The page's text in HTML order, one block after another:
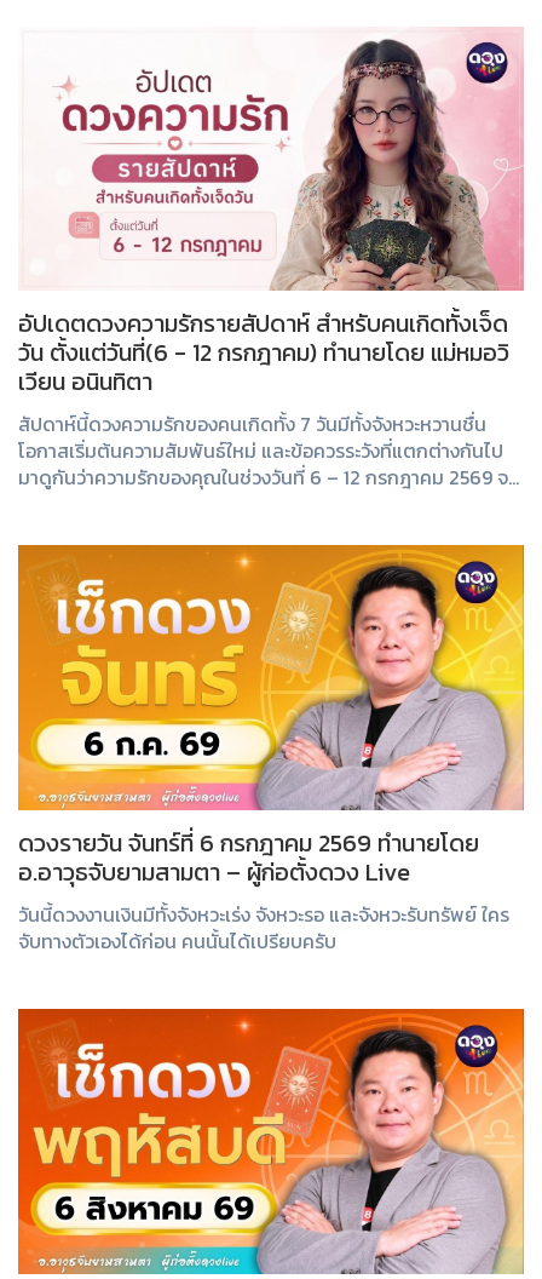
อัปเดตดวงความรักรายสัปดาห์ สำหรับคนเกิดทั้งเจ็ด
วัน ตั้งแต่วันที่(6 - 12 กรกฎาคม) ทำนายโดย แม่หมอวิ
เวียน อนินทิตา
สัปดาห์นี้ดวงความรักของคนเกิดทั้ง 7 วันมีทั้งจังหวะหวานชื่น
โอกาสเริ่มต้นความสัมพันธ์ใหม่ และข้อควรระวังที่แตกต่างกันไป
มาดูกันว่าความรักของคุณในช่วงวันที่ 6 – 12 กรกฎาคม 2569 จะ
ดวงรายวัน จันทร์ที่ 6 กรกฎาคม 2569 ทำนายโดย
อ.อาวุธจับยามสามตา – ผู้ก่อตั้งดวง Live
วันนี้ดวงงานเงินมีทั้งจังหวะเร่ง จังหวะรอ และจังหวะรับทรัพย์ ใคร
จับทางตัวเองได้ก่อน คนนั้นได้เปรียบครับ